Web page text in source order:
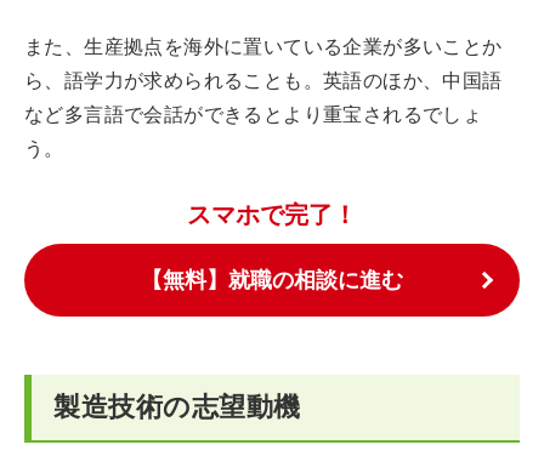
また、生産拠点を海外に置いている企業が多いことか
ら、語学力が求められることも。英語のほか、中国語
など多言語で会話ができるとより重宝されるでしょ
う。
スマホで完了！
【無料】就職の相談に進む
製造技術の志望動機